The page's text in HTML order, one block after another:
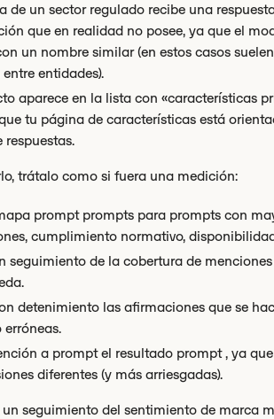
de un sector regulado recibe una
que en realidad no posee, ya que el
un nombre similar (en estos casos
entidades).
aparece en la lista con «características
tu página de características está
respuestas.
trátalo como si fuera una medición:
prompt prompts para prompts con
cumplimiento normativo,
seguimiento de la cobertura de
detenimiento las afirmaciones que se
erróneas.
a prompt el resultado prompt , ya
diferentes (y más arriesgadas).
un seguimiento del sentimiento de marca